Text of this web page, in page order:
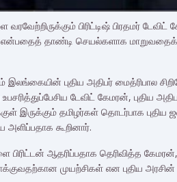
பிரிட்டிஷ் பிரதமர் டேவிட்
என்பதைத் தாண்டி செயல்களாக மாறுவதைக்
புதிய அதிபர் மைத்ரிபால
டேவிட் கேமரன், புதிய
இருக்கும் தமிழர்கள் தொடர்பாக புதிய
கூறினார்.
பிரிட்டன் ஆதரிப்பதாக தெரிவித்த கேமரன்,
முயற்சிகள் என புதிய அரசின்